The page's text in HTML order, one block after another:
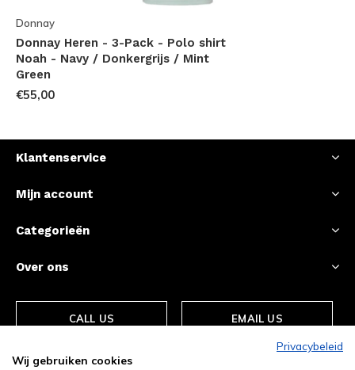
Donnay
Donnay Heren - 3-Pack - Polo shirt
Noah - Navy / Donkergrijs / Mint
Green
€55,00
Klantenservice
Mijn account
Categorieën
Over ons
CALL US EMAIL US
Privacybeleid
Wij gebruiken cookies